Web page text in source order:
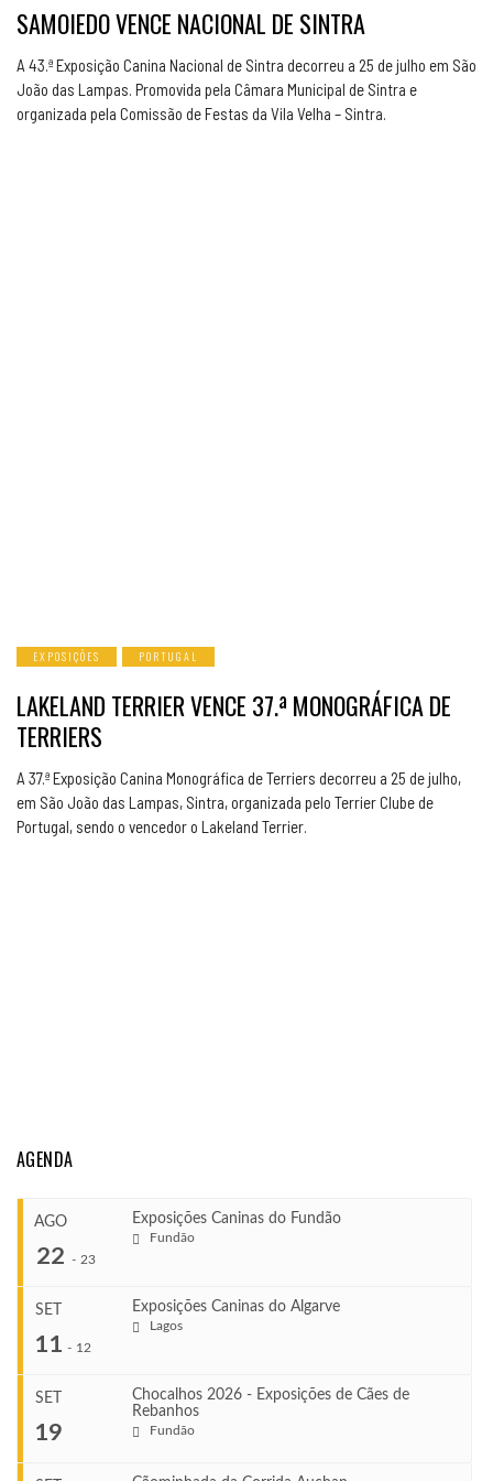
SAMOIEDO VENCE NACIONAL DE SINTRA
A 43.ª Exposição Canina Nacional de Sintra decorreu a 25 de julho em São
João das Lampas. Promovida pela Câmara Municipal de Sintra e
organizada pela Comissão de Festas da Vila Velha – Sintra.
EXPOSIÇÕES PORTUGAL
LAKELAND TERRIER VENCE 37.ª MONOGRÁFICA DE
TERRIERS
A 37.ª Exposição Canina Monográfica de Terriers decorreu a 25 de julho,
em São João das Lampas, Sintra, organizada pelo Terrier Clube de
Portugal, sendo o vencedor o Lakeland Terrier.
AGENDA
AGO
22 - 23
Exposições Caninas do Fundão
Fundão
Ago 22, 2026
SET
11 - 12
Exposições Caninas do Algarve
Lagos
SET
19
Chocalhos 2026 - Exposições de Cães de
Rebanhos
Fundão